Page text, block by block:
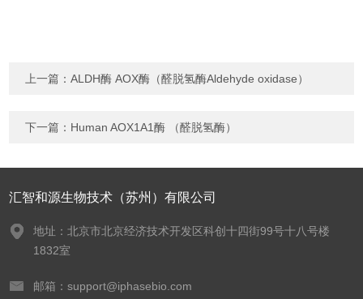
上一篇：ALDH酶 AOX酶（醛脱氢酶Aldehyde oxidase）
下一篇： Human AOX1A1酶 （醛脱氢酶）
汇智和源生物技术（苏州）有限公司
地址：北京市北京经济技术开发区科创十四街99号十八号楼
1832室
邮箱：support@iphasebio.com